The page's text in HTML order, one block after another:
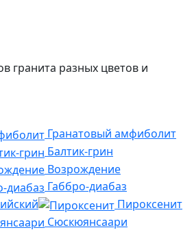
гранита разных цветов и
Гранатовый амфиболит
Балтик-грин
Возрождение
Габбро-диабаз
Пироксенит
Сюскюянсаари